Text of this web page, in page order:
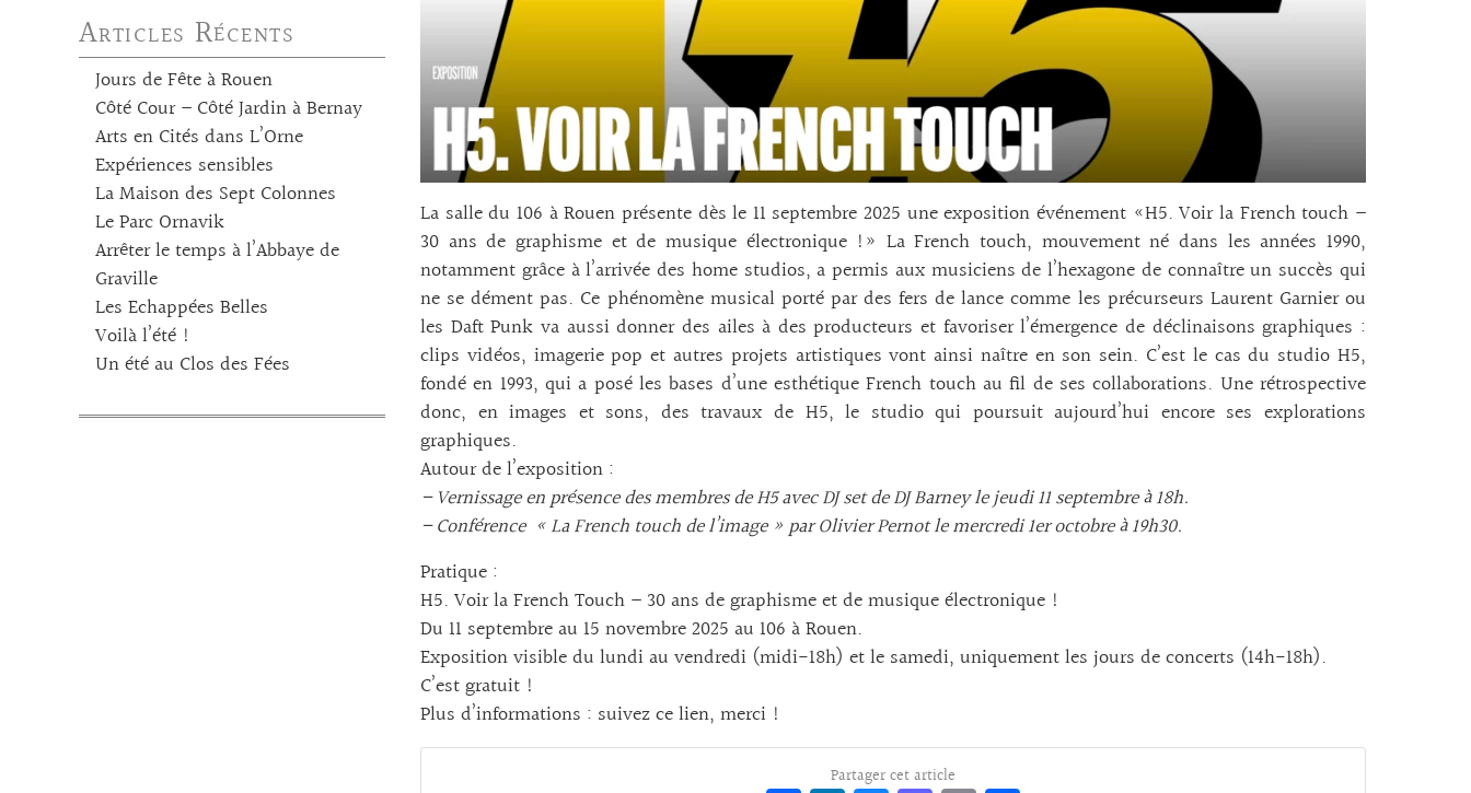
Articles Récents
Jours de Fête à Rouen
Côté Cour – Côté Jardin à Bernay
Arts en Cités dans L’Orne
Expériences sensibles
La Maison des Sept Colonnes
Le Parc Ornavik
Arrêter le temps à l’Abbaye de
Graville
Les Echappées Belles
Voilà l’été !
Un été au Clos des Fées
La salle du 106 à Rouen présente dès le 11 septembre 2025 une exposition événement «H5. Voir la French touch –
30 ans de graphisme et de musique électronique !» La French touch, mouvement né dans les années 1990,
notamment grâce à l’arrivée des home studios, a permis aux musiciens de l’hexagone de connaître un succès qui
ne se dément pas. Ce phénomène musical porté par des fers de lance comme les précurseurs Laurent Garnier ou
les Daft Punk va aussi donner des ailes à des producteurs et favoriser l’émergence de déclinaisons graphiques :
clips vidéos, imagerie pop et autres projets artistiques vont ainsi naître en son sein. C’est le cas du studio H5,
fondé en 1993, qui a posé les bases d’une esthétique French touch au fil de ses collaborations. Une rétrospective
donc, en images et sons, des travaux de H5, le studio qui poursuit aujourd’hui encore ses explorations
graphiques.
Autour de l’exposition :
– Vernissage en présence des membres de H5 avec DJ set de DJ Barney le jeudi 11 septembre à 18h.
– Conférence « La French touch de l’image » par Olivier Pernot le mercredi 1er octobre à 19h30.
Pratique :
H5. Voir la French Touch – 30 ans de graphisme et de musique électronique !
Du 11 septembre au 15 novembre 2025 au 106 à Rouen.
Exposition visible du lundi au vendredi (midi-18h) et le samedi, uniquement les jours de concerts (14h-18h).
C’est gratuit !
Plus d’informations : suivez ce lien, merci !
Partager cet article